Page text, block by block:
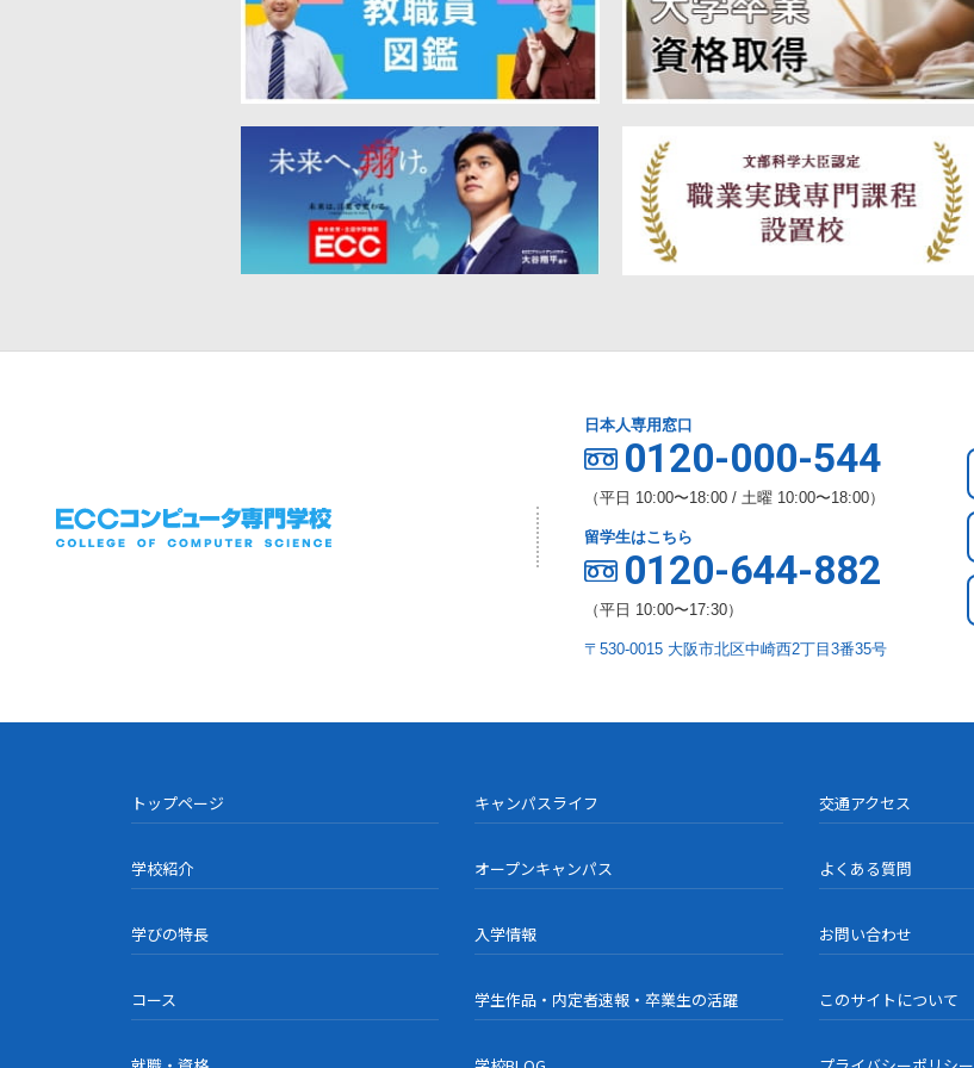
日本人専用窓口
0120-000-544
（平日 10:00〜18:00 / 土曜 10:00〜18:00）
留学生はこちら
0120-644-882
（平日 10:00〜17:30）
〒530-0015 大阪市北区中崎西2丁目3番35号
トップページ
学校紹介
学びの特長
コース
キャンパスライフ
オープンキャンパス
入学情報
学生作品・内定者速報・卒業生の活躍
交通アクセス
よくある質問
お問い合わせ
このサイトについて